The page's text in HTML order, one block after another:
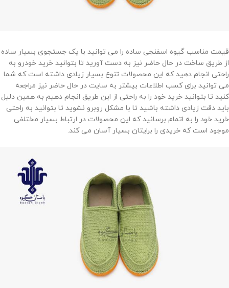
قیمت مناسب گیوه اسفنجی ساده را می توانید با یک جستجوی بسیار ساده
از طریق ساخت در حال حاضر نیز به دست آورید تا بتوانید خرید خودرو به
راحتی انجام دهید که این محصولات تنوع بسیار زیادی داشته است که شما
می توانید برای کسب اطلاعات بیشتر به سایت در حال حاضر نیز مراجعه
کنید تا بتوانید خرید خود را به راحتی از این طریق انجام دهیم به همین دلیل
باید دقت زیادی داشته باشید تا با مشکل روبرو نشوید تا بتوانید به راحتی
خرید خود را به اتمام برسانید که این محصولات در ارتباط بسیار مختلفی
موجود است که خریدی را برایتان بسیار آسان می کند.